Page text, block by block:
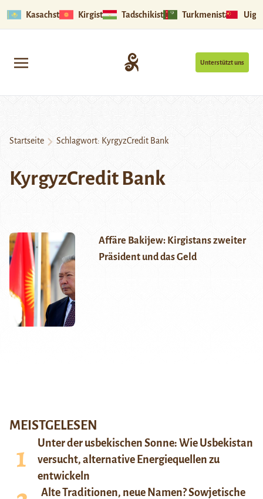
Kasachstan Kirgistan Tadschikistan Turkmenistan
Unterstützt uns
Startseite Schlagwort: KyrgyzCredit Bank
KyrgyzCredit Bank
Affäre Bakijew: Kirgistans zweiter
Präsident und das Geld
MEISTGELESEN
Unter der usbekischen Sonne: Wie Usbekistan
versucht, alternative Energiequellen zu
entwickeln
Alte Traditionen, neue Namen? Sowjetische